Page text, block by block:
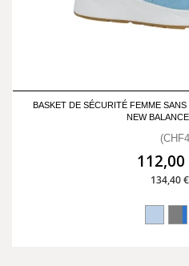
BASKET DE SÉCURITÉ FEMME
NEW
112,00
134,40